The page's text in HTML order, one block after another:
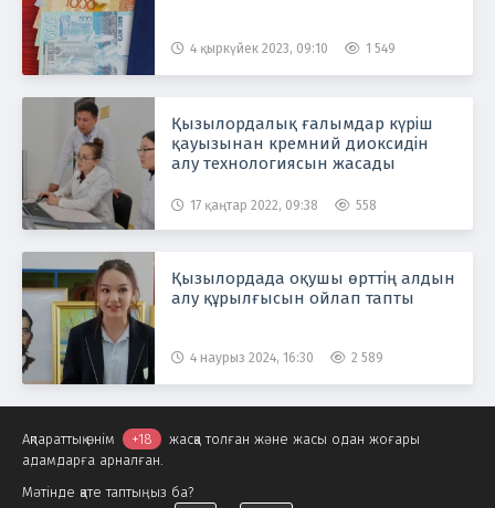
4 қыркүйек 2023, 09:10 1 549
Қызылордалық ғалымдар күріш
қауызынан кремний диоксидін
алу технологиясын жасады
17 қаңтар 2022, 09:38 558
Қызылордада оқушы өрттің алдын
алу құрылғысын ойлап тапты
4 наурыз 2024, 16:30 2 589
Ақпараттық өнім +18
жасқа толған және жасы одан жоғары
адамдарға арналған.
Мәтінде қате таптыңыз ба?